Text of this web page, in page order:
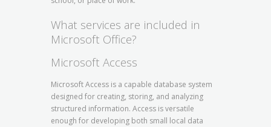
What services are included in
Microsoft Office?
Microsoft Access
Microsoft Access is a capable database system
designed for creating, storing, and analyzing
structured information. Access is versatile
enough for developing both small local data